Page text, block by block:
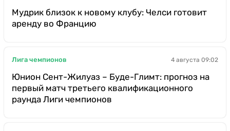
Мудрик близок к новому клубу: Челси готовит
аренду во Францию
Лига чемпионов 4 августа 09:02
Юнион Сент-Жилуаз – Буде-Глимт: прогноз на
первый матч третьего квалификационного
раунда Лиги чемпионов